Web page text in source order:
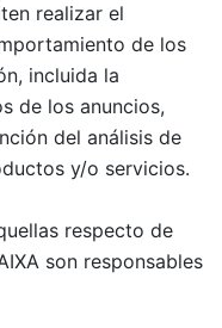
realizar el
de los
incluida la
de los anuncios,
del análisis de
y/o servicios.
respecto de
son responsables